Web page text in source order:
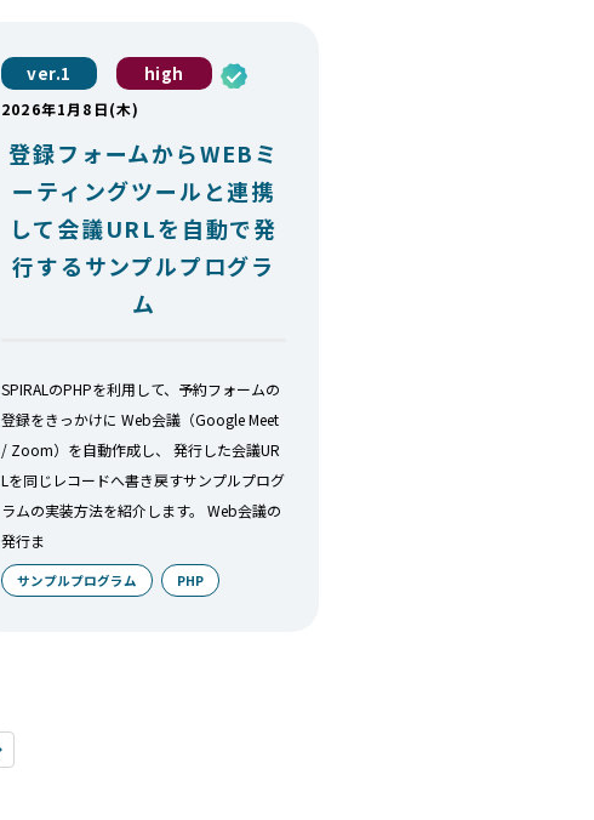
ver.1 high
2026年1月8日(木)
登録フォームからWEBミ
ーティングツールと連携
して会議URLを自動で発
行するサンプルプログラ
ム
SPIRALのPHPを利用して、予約フォームの
登録をきっかけに Web会議（Google Meet
/ Zoom）を自動作成し、 発行した会議UR
Lを同じレコードへ書き戻すサンプルプログ
ラムの実装方法を紹介します。 Web会議の
発行ま
サンプルプログラム PHP